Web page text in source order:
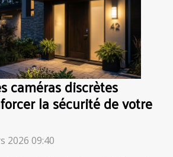
caméras discrètes
la sécurité de votre
2026 09:40